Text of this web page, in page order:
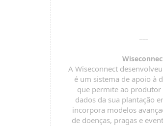
A Wiseconnect
é um sistema de apoio à
que permite ao produtor
dados da sua plantação
incorpora modelos
de doenças, pragas e